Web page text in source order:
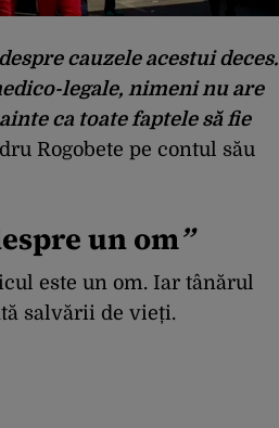
cauzele acestui deces.
legale, nimeni nu are
ca toate faptele să fie
Rogobete pe contul său
un om”
este un om. Iar tânărul
salvării de vieți.